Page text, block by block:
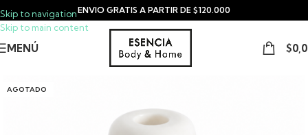
Skip to navigation
Skip to main content
ENVIO GRATIS A PARTIR DE $120.000
MENÚ $
AGOTADO